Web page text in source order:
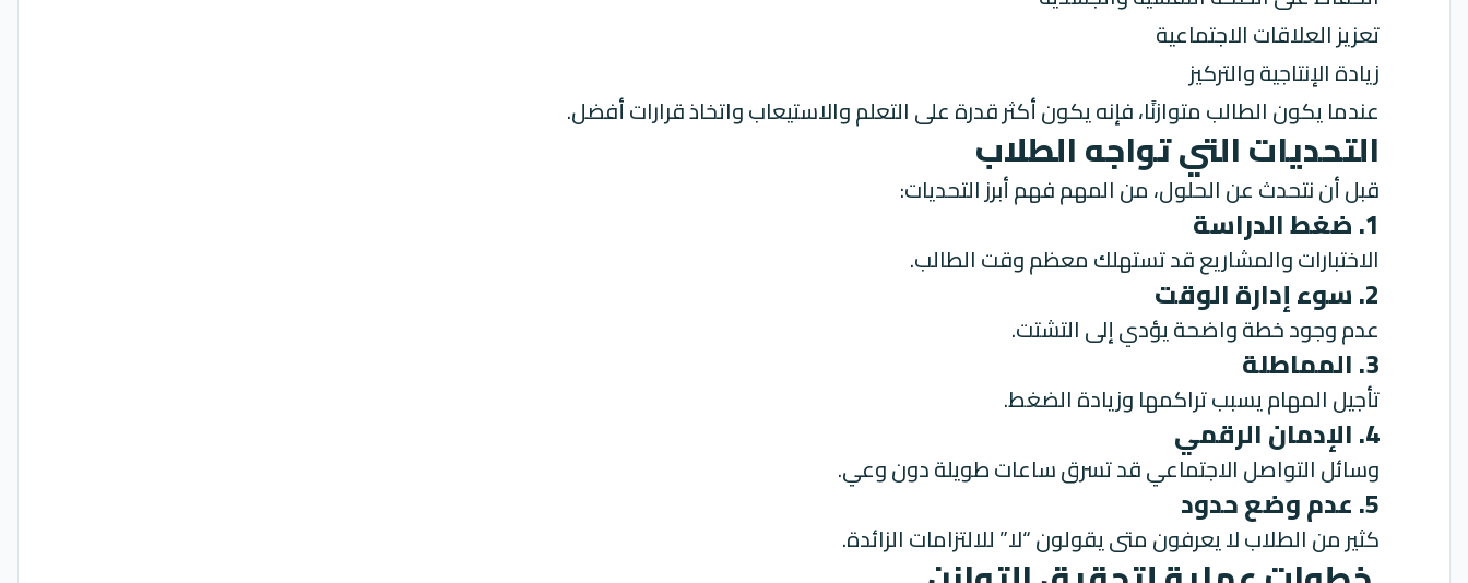
تعزيز العلاقات الاجتماعية
زيادة الإنتاجية والتركيز
عندما يكون الطالب متوازنًا، فإنه يكون أكثر قدرة على التعلم والاستيعاب واتخاذ قرارات أفضل.
التحديات التي تواجه الطلاب
قبل أن نتحدث عن الحلول، من المهم فهم أبرز التحديات:
1. ضغط الدراسة
الاختبارات والمشاريع قد تستهلك معظم وقت الطالب.
2. سوء إدارة الوقت
عدم وجود خطة واضحة يؤدي إلى التشتت.
3. المماطلة
تأجيل المهام يسبب تراكمها وزيادة الضغط.
4. الإدمان الرقمي
وسائل التواصل الاجتماعي قد تسرق ساعات طويلة دون وعي.
5. عدم وضع حدود
كثير من الطلاب لا يعرفون متى يقولون “لا” للالتزامات الزائدة.